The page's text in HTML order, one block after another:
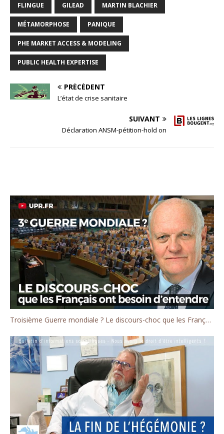
FLINGUE GILEAD MARTIN BLACHIER
MÉTAMORPHOSE PANIQUE
PHE MARKET ACCESS & MODELING
PUBLIC HEALTH EXPERTISE
PRÉCÉDENT
L’état de crise sanitaire
SUIVANT
Déclaration ANSM-pétition-hold on
Troisième Guerre mondiale ? Le discours-choc que les Français ont besoin d'entendre